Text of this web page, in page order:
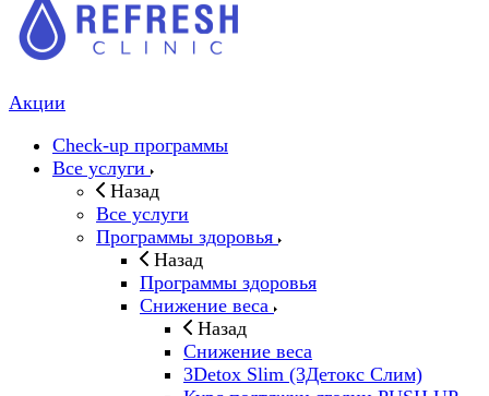
Акции
Check-up программы
Все услуги
Назад
Все услуги
Программы здоровья
Назад
Программы здоровья
Снижение веса
Назад
Снижение веса
3Detox Slim (3Детокс Слим)